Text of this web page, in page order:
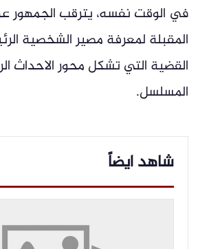
في الوقت نفسه، يترقب الجمهور
المقبلة لمعرفة مصير الشخصية
القضية التي تشكل محور الاحداث
المسلسل.
شاهد ايضاً